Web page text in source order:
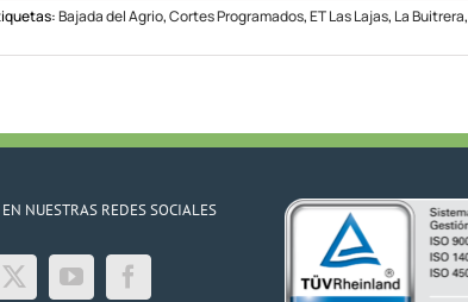
Bajada del Agrio,Cortes Programados,ET Las Lajas, La Buitrera,
NUESTRAS REDES SOCIALES